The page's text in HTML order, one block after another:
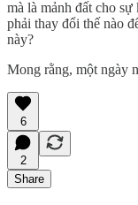
mà là mảnh đất cho
phải thay đổi thế nào
này?
Mong rằng, một ngày
6
2
Share